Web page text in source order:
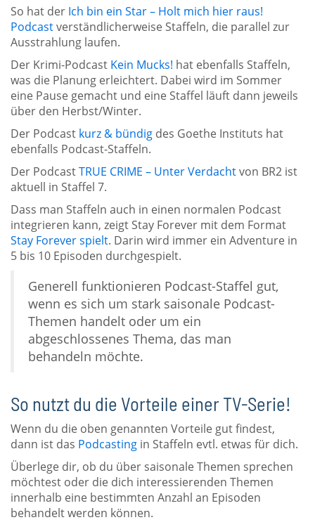
So hat der Ich bin ein Star – Holt mich hier raus!
Podcastverständlicherweise Staffeln, die parallel zur
Ausstrahlung laufen.
Der Krimi-Podcast Kein Mucks! hat ebenfalls Staffeln,
was die Planung erleichtert. Dabei wird im Sommer
eine Pause gemacht und eine Staffel läuft dann jeweils
über den Herbst/Winter.
Der Podcast kurz & bündig des Goethe Instituts hat
ebenfalls Podcast-Staffeln.
Der PodcastTRUE CRIME – Unter Verdachtvon BR2 ist
aktuell in Staffel 7.
Dass man Staffeln auch in einen normalen Podcast
integrieren kann, zeigt Stay Forever mit dem Format
Stay Forever spielt. Darin wird immer ein Adventure in
5 bis 10 Episoden durchgespielt.
Generell funktionieren Podcast-Staffel gut,
wenn es sich um stark saisonale Podcast-
Themen handelt oder um ein
abgeschlossenes Thema, das man
behandeln möchte.
So nutzt du die Vorteile einer TV-Serie!
Wenn du die oben genannten Vorteile gut findest,
dann ist das Podcasting in Staffeln evtl. etwas für dich.
Überlege dir, ob du über saisonale Themen sprechen
möchtest oder die dich interessierenden Themen
innerhalb eine bestimmten Anzahl an Episoden
behandelt werden können.